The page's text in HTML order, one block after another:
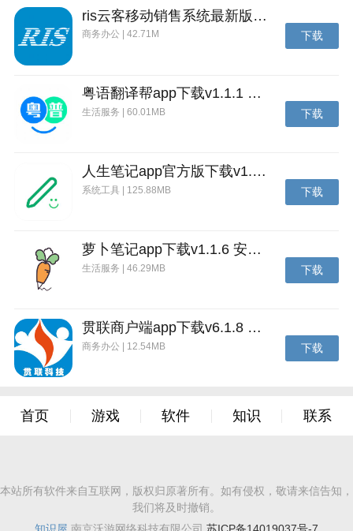
ris云客移动销售系统最新版下载v1.1.25 安卓手机版
商务办公 | 42.71M 下载
粤语翻译帮app下载v1.1.1 安卓版
生活服务 | 60.01MB 下载
人生笔记app官方版下载v1.19.4 安卓版
系统工具 | 125.88MB 下载
萝卜笔记app下载v1.1.6 安卓版
生活服务 | 46.29MB 下载
贯联商户端app下载v6.1.8 安卓版
商务办公 | 12.54MB 下载
首页 游戏 软件 知识 联系
本站所有软件来自互联网，版权归原著所有。如有侵权，敬请来信告知，
我们将及时撤销。